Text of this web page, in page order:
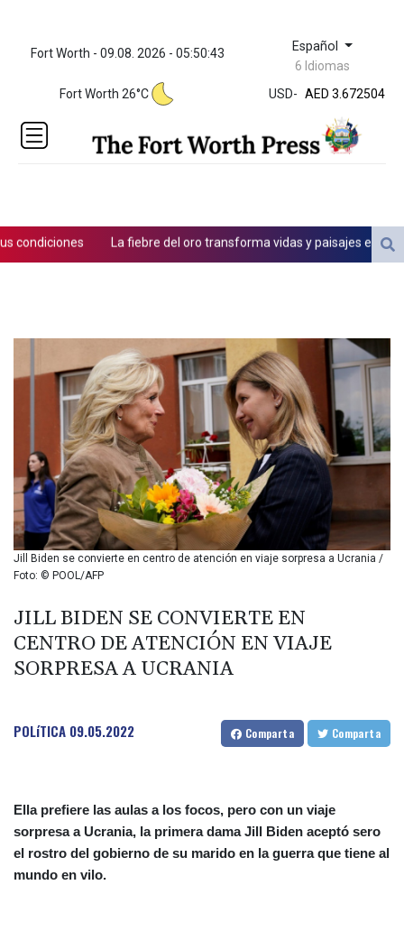
Fort Worth - 09.08. 2026 - 05:50:43 Español
6 Idiomas
Fort Worth 26°C
USD-
ZWL 321.999592
AED 3.672504
AED 3.672504
AFN
ALL 80.629676
AMD
1491.937897
BBD 2.00813
BDT 123.418242
BHD 0.375989
BIF 2985.079791
BMD 1
BND 1.277602
BOB 11.849673
BRL 5.083304
BSD 0.997016
BTN 94.875232
BWP 13.457596
CDF 2262.50392
CNY 6.747604
CNH 6.743285
CRC 453.228387
CUC 1
CUP 26.5
La fiebre del oro transforma vidas y paisajes en
Jill Biden se convierte en centro de atención en viaje sorpresa a Ucrania /
Foto: © POOL/AFP
JILL BIDEN SE CONVIERTE EN
CENTRO DE ATENCIÓN EN VIAJE
SORPRESA A UCRANIA
POLíTICA 09.05.2022 Comparta Comparta
Ella prefiere las aulas a los focos, pero con un viaje
sorpresa a Ucrania, la primera dama Jill Biden aceptó sero
el rostro del gobierno de su marido en la guerra que tiene al
mundo en vilo.